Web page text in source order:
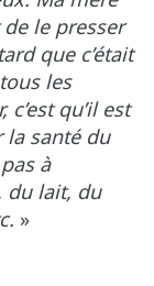
le presser
que c’était
les
qu’il est
la santé du
à
du lait, du
»